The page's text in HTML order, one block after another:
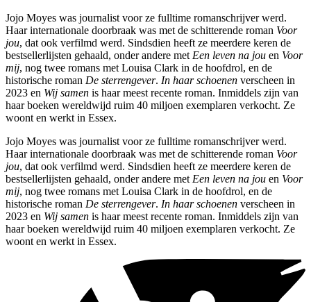
Jojo Moyes was journalist voor ze fulltime romanschrijver werd.
Haar internationale doorbraak was met de schitterende roman Voor
jou, dat ook verfilmd werd. Sindsdien heeft ze meerdere keren de
bestsellerlijsten gehaald, onder andere met Een leven na jou en Voor
mij, nog twee romans met Louisa Clark in de hoofdrol, en de
historische roman De sterrengever. In haar schoenen verscheen in
2023 en Wij samen is haar meest recente roman. Inmiddels zijn van
haar boeken wereldwijd ruim 40 miljoen exemplaren verkocht. Ze
woont en werkt in Essex.
Jojo Moyes was journalist voor ze fulltime romanschrijver werd.
Haar internationale doorbraak was met de schitterende roman Voor
jou, dat ook verfilmd werd. Sindsdien heeft ze meerdere keren de
bestsellerlijsten gehaald, onder andere met Een leven na jou en Voor
mij, nog twee romans met Louisa Clark in de hoofdrol, en de
historische roman De sterrengever. In haar schoenen verscheen in
2023 en Wij samen is haar meest recente roman. Inmiddels zijn van
haar boeken wereldwijd ruim 40 miljoen exemplaren verkocht. Ze
woont en werkt in Essex.